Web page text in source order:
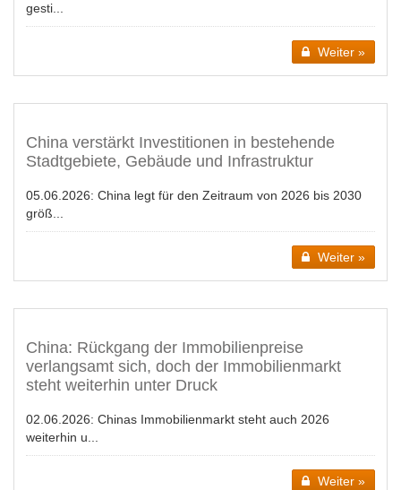
gesti...
Weiter »
China verstärkt Investitionen in bestehende
Stadtgebiete, Gebäude und Infrastruktur
05.06.2026: China legt für den Zeitraum von 2026 bis 2030
größ...
Weiter »
China: Rückgang der Immobilienpreise
verlangsamt sich, doch der Immobilienmarkt
steht weiterhin unter Druck
02.06.2026: Chinas Immobilienmarkt steht auch 2026
weiterhin u...
Weiter »